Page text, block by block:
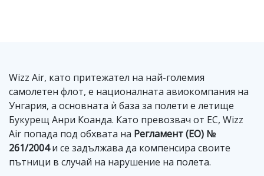
Wizz Air, като притежател на най-големия
самолетен флот, е националната авиокомпания на
Унгария, а основната ѝ база за полети е летище
Букурещ Анри Коанда. Като превозвач от ЕС, Wizz
Air попада под обхвата на Регламент (ЕО) №
261/2004и се задължава да компенсира своите
пътници в случай на нарушение на полета.